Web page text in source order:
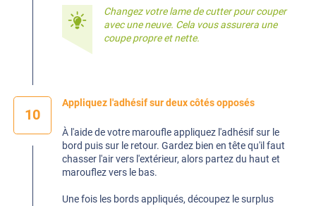
Changez votre lame de cutter pour couper
avec une neuve. Cela vous assurera une
coupe propre et nette.
10
Appliquez l'adhésif sur deux côtés opposés
À l'aide de votre maroufle appliquez l'adhésif sur le
bord puis sur le retour. Gardez bien en tête qu'il faut
chasser l'air vers l'extérieur, alors partez du haut et
marouflez vers le bas.
Une fois les bords appliqués, découpez le surplus